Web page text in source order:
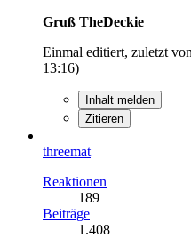
Gruß TheDeckie
Einmal editiert, zuletzt von
13:16)
Inhalt melden
Zitieren
threemat
Reaktionen
189
Beiträge
1.408